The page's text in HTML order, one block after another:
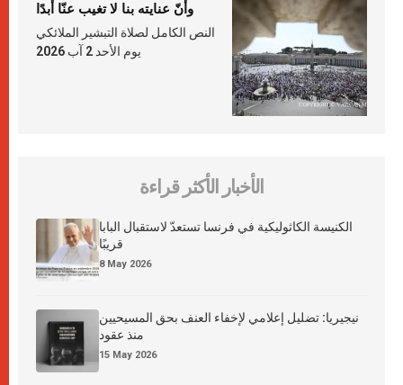
وأنّ عنايته بنا لا تغيب عنّا أبدًا
النص الكامل لصلاة التبشير الملائكي
يوم الأحد 2 آب 2026
الأخبار الأكثر قراءة
الكنيسة الكاثوليكية في فرنسا تستعدّ لاستقبال البابا
قريبًا
8 May 2026
نيجيريا: تضليل إعلامي لإخفاء العنف بحق المسيحيين
منذ عقود
15 May 2026